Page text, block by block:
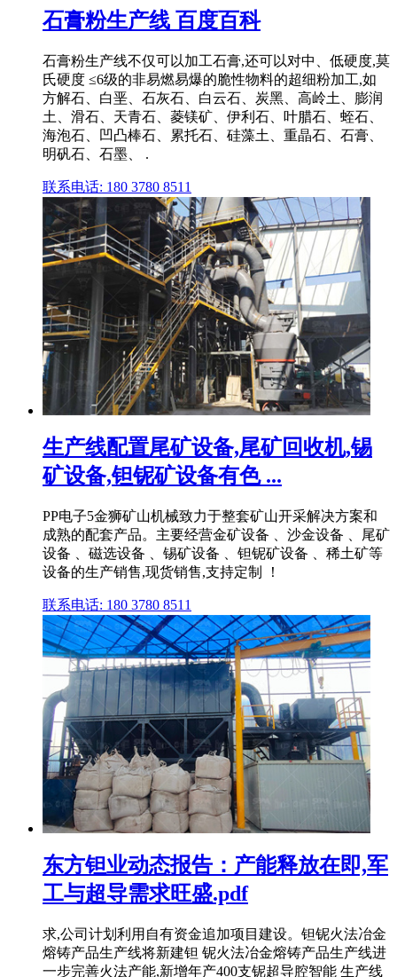
石膏粉生产线 百度百科
石膏粉生产线不仅可以加工石膏,还可以对中、低硬度,莫
氏硬度 ≤6级的非易燃易爆的脆性物料的超细粉加工,如
方解石、白垩、石灰石、白云石、炭黑、高岭土、膨润
土、滑石、天青石、菱镁矿、伊利石、叶腊石、蛭石、
海泡石、凹凸棒石、累托石、硅藻土、重晶石、石膏、
明矾石、石墨、 .
联系电话: 180 3780 8511
生产线配置尾矿设备,尾矿回收机,锡
矿设备,钽铌矿设备有色 ...
PP电子5金狮矿山机械致力于整套矿山开采解决方案和
成熟的配套产品。主要经营金矿设备 、沙金设备 、尾矿
设备 、磁选设备 、锡矿设备 、钽铌矿设备 、稀土矿等
设备的生产销售,现货销售,支持定制 ！
联系电话: 180 3780 8511
东方钽业动态报告：产能释放在即,军
工与超导需求旺盛.pdf
求,公司计划利用自有资金追加项目建设。钽铌火法冶金
熔铸产品生产线将新建钽 铌火法冶金熔铸产品生产线进
一步完善火法产能,新增年产400支铌超导腔智能 生产线